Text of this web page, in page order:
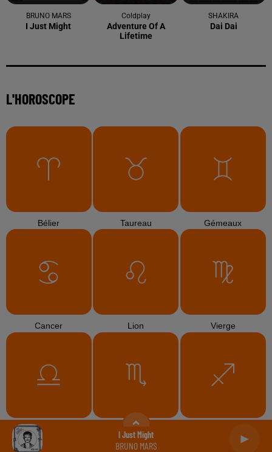
I Just Might
BRUNO MARS
BRUNO MARS
I Just Might
Coldplay
Adventure Of A
Lifetime
SHAKIRA
Dai Dai
L'HOROSCOPE
Bélier Taureau Gémeaux
Cancer Lion Vierge
Balance Scorpion